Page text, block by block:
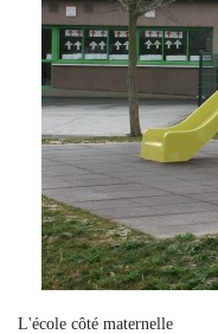
L'école côté maternelle